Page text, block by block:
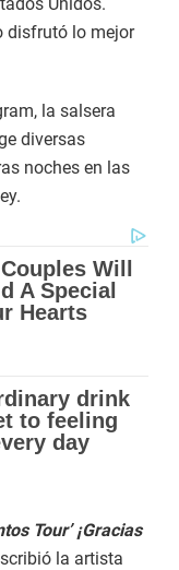
disfrutó lo mejor
la salsera
diversas
noches en las
Tour’ ¡Gracias
la artista